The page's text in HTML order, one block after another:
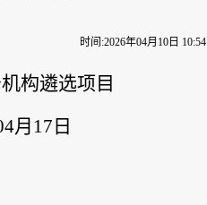
时间:2026年04月10日 10:54
构遴选项目
月17日